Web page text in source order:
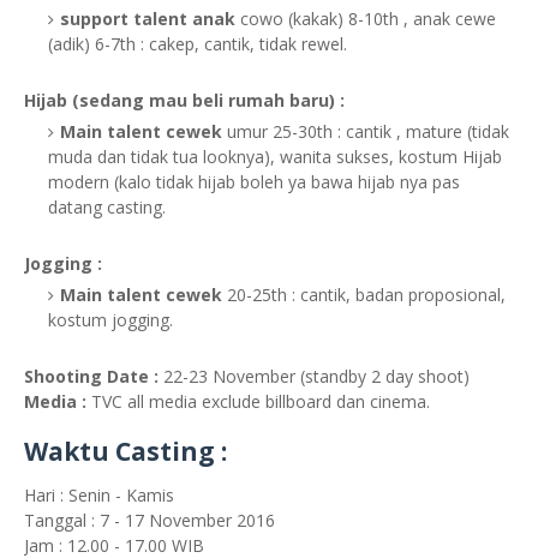
support talent anak cowo (kakak) 8-10th , anak cewe
(adik) 6-7th : cakep, cantik, tidak rewel.
Hijab (sedang mau beli rumah baru) :
Main talent cewek umur 25-30th : cantik , mature (tidak
muda dan tidak tua looknya), wanita sukses, kostum Hijab
modern (kalo tidak hijab boleh ya bawa hijab nya pas
datang casting.
Jogging :
Main talent cewek 20-25th : cantik, badan proposional,
kostum jogging.
Shooting Date : 22-23 November (standby 2 day shoot)
Media : TVC all media exclude billboard dan cinema.
Waktu Casting :
Hari : Senin - Kamis
Tanggal : 7 - 17 November 2016
Jam : 12.00 - 17.00 WIB